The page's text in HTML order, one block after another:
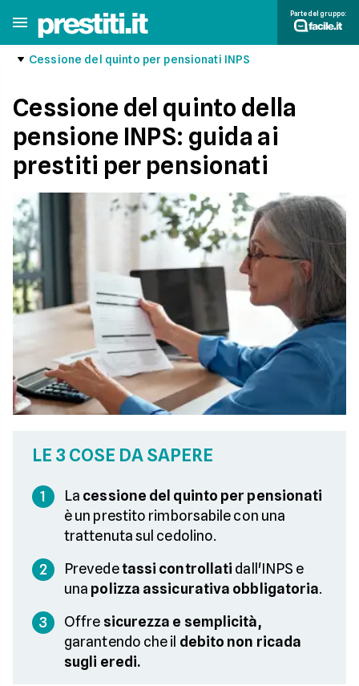
Parte del gruppo:
Cessione del quinto per pensionati INPS
Cessione del quinto della
pensione INPS: guida ai
prestiti per pensionati
LE 3 COSE DA SAPERE
1 La cessione del quinto per pensionati
è un prestito rimborsabile con una
trattenuta sul cedolino.
2 Prevedetassi controllati dall'INPS e
una polizza assicurativa obbligatoria.
3 Offre sicurezza e semplicità,
garantendo che il debito non ricada
sugli eredi.